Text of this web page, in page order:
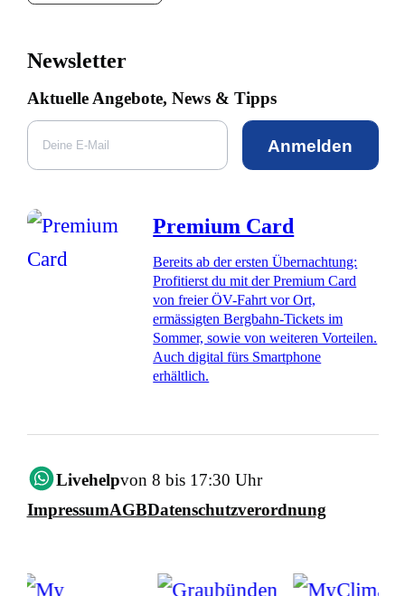
Newsletter
Aktuelle Angebote, News & Tipps
Anmelden
Premium Card
Bereits ab der ersten Übernachtung:
Profitierst du mit der Premium Card
von freier ÖV-Fahrt vor Ort,
ermässigten Bergbahn-Tickets im
Sommer, sowie von weiteren Vorteilen.
Auch digital fürs Smartphone
erhältlich.
Livehelpvon 8 bis 17:30 Uhr
ImpressumAGBDatenschutzverordnung